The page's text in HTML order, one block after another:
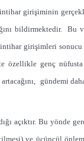
girişiminin
bildirmektedir.
girişimleri
özellikle genç
gündemi
açıktır. Bu yönde
ve üçüncül